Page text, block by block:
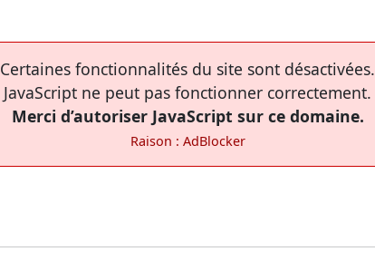
Certaines fonctionnalités du site sont désactivées.
JavaScript ne peut pas fonctionner correctement.
Merci d’autoriser JavaScript sur ce domaine.
Raison : AdBlocker